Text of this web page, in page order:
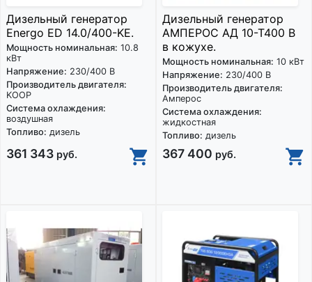
Дизельный генератор
Energo ED 14.0/400-KE.
Мощность номинальная: 10.8
кВт
Напряжение: 230/400 В
Производитель двигателя:
KOOP
Система охлаждения:
воздушная
Топливо: дизель
361 343 руб.
Дизельный генератор
АМПЕРОС АД 10-Т400 B
в кожухе.
Мощность номинальная: 10 кВт
Напряжение: 230/400 В
Производитель двигателя:
Амперос
Система охлаждения:
жидкостная
Топливо: дизель
367 400 руб.